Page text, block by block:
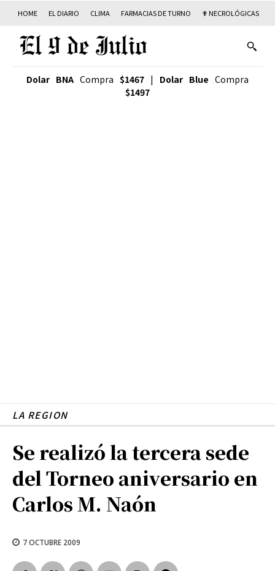
HOME EL DIARIO CLIMA FARMACIAS DE TURNO ✟ NECROLÓGICAS
Dolar BNA Compra $1467 | Dolar Blue Compra
$1497
LA REGION
Se realizó la tercera sede
del Torneo aniversario en
Carlos M. Naón
7 OCTUBRE 2009